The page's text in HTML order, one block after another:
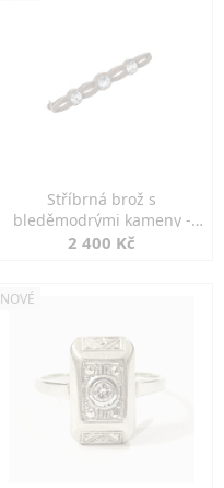
Stříbrná brož s
bleděmodrými kameny -
jemná elegance
2 400 Kč
NOVÉ